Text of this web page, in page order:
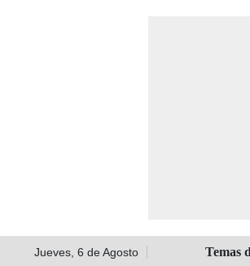
Jueves, 6 de Agosto